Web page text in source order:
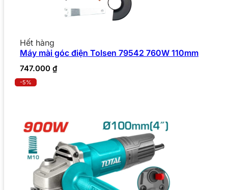
Hết hàng
Máy mài góc điện Tolsen 79542 760W 110mm
747.000 ₫
-5%